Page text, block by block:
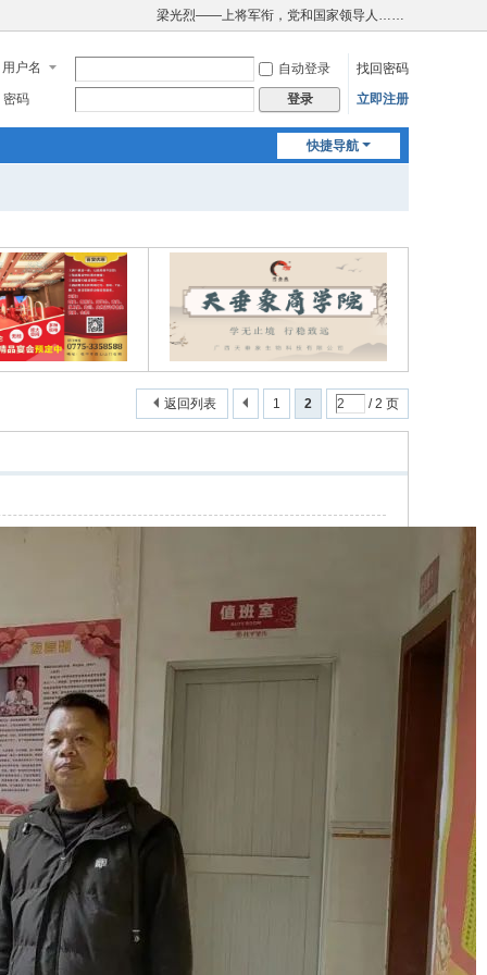
梁光烈——上将军衔，党和国家领导人……
用户名 自动登录
找回密码
密码
登录 立即注册
快捷导航
1 2 / 2 页
返回列表